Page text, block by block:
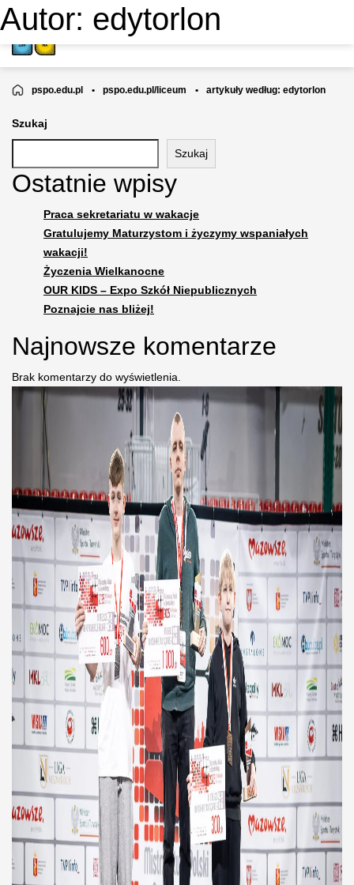
LICEUM OGÓLNOKSZTAŁCĄCE
NIEPUBLICZNE NR 43
pspo.edu.pl • pspo.edu.pl/liceum • artykuły według: edytorlon
Szukaj
Szukaj
Ostatnie wpisy
Praca sekretariatu w wakacje
Gratulujemy Maturzystom i życzymy wspaniałych
wakacji!
Życzenia Wielkanocne
OUR KIDS – Expo Szkół Niepublicznych
Poznajcie nas bliżej!
Najnowsze komentarze
Brak komentarzy do wyświetlenia.
Autor: edytorlon